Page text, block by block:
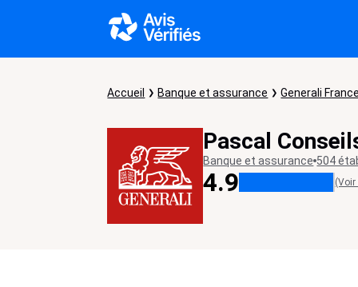
Accueil Banque et assurance Generali France
Pascal
Banque et assurance 504
4.9 (Voir